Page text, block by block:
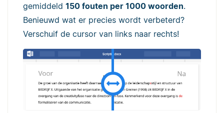
gemiddeld 150 fouten per 1000 woorden.
Benieuwd wat er precies wordt verbeterd?
Verschuif de cursor van links naar rechts!